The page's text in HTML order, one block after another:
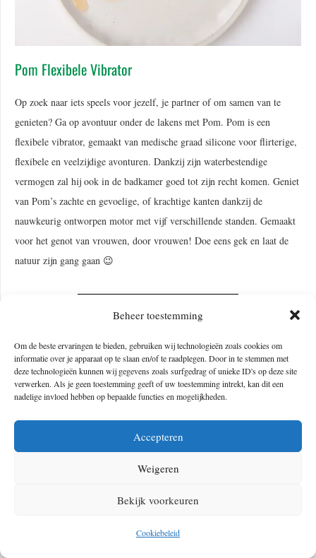
Beheer toestemming
Om de beste ervaringen te bieden, gebruiken wij technologieën zoals cookies om
informatie over je apparaat op te slaan en/of te raadplegen. Door in te stemmen met
deze technologieën kunnen wij gegevens zoals surfgedrag of unieke ID's op deze site
verwerken. Als je geen toestemming geeft of uw toestemming intrekt, kan dit een
nadelige invloed hebben op bepaalde functies en mogelijkheden.
Accepteren
Weigeren
Bekijk voorkeuren
Cookiebeleid
Pom Flexibele Vibrator
Op zoek naar iets speels voor jezelf, je partner of om samen van te
genieten? Ga op avontuur onder de lakens met Pom. Pom is een
flexibele vibrator, gemaakt van medische graad silicone voor flirterige,
flexibele en veelzijdige avonturen. Dankzij zijn waterbestendige
vermogen zal hij ook in de badkamer goed tot zijn recht komen. Geniet
van Pom’s zachte en gevoelige, of krachtige kanten dankzij de
nauwkeurig ontworpen motor met vijf verschillende standen. Gemaakt
voor het genot van vrouwen, door vrouwen! Doe eens gek en laat de
natuur zijn gang gaan 😉
POM FLEXIBELE VIBRATOR